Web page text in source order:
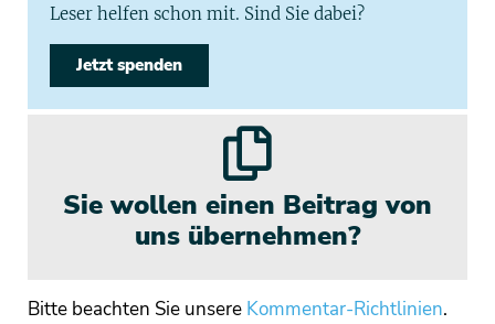
Leser helfen schon mit. Sind Sie dabei?
Jetzt spenden
Sie wollen einen Beitrag von
uns übernehmen?
Bitte beachten Sie unsere Kommentar-Richtlinien.